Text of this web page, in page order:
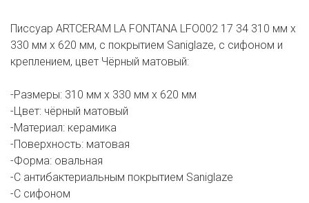
Писсуар ARTCERAM LA FONTANA LFO002 17 34 310 мм х
330 мм х 620 мм, c покрытием Saniglaze, с сифоном и
креплением, цвет Чёрный матовый:
-Размеры: 310 мм х 330 мм х 620 мм
-Цвет: чёрный матовый
-Материал: керамика
-Поверхность: матовая
-Форма: овальная
-С антибактериальным покрытием Saniglaze
-С сифоном